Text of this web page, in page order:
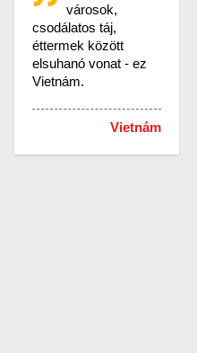
városok,
csodálatos táj,
éttermek között
elsuhanó vonat - ez
Vietnám.
Vietnám